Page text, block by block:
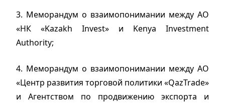
3. Меморандум о взаимопонимании между АО
«НК «Kazakh Invest» и Kenya Investment
Authority;
4. Меморандум о взаимопонимании между АО
«Центр развития торговой политики «QazTrade»
и Агентством по продвижению экспорта и